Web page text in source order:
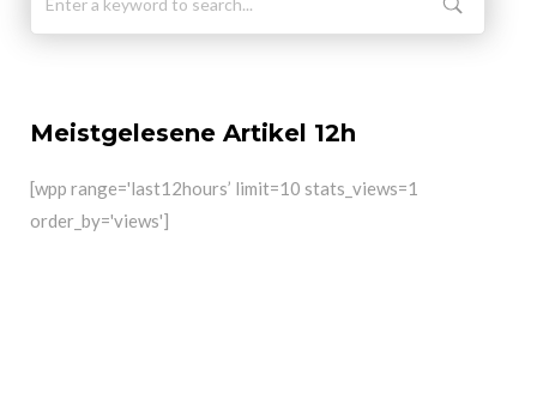
Meistgelesene Artikel 12h
[wpp range='last12hours’ limit=10 stats_views=1
order_by='views']